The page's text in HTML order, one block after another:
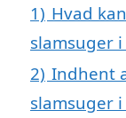
1) Hvad
slamsuger
2) Indhent
slamsuger i